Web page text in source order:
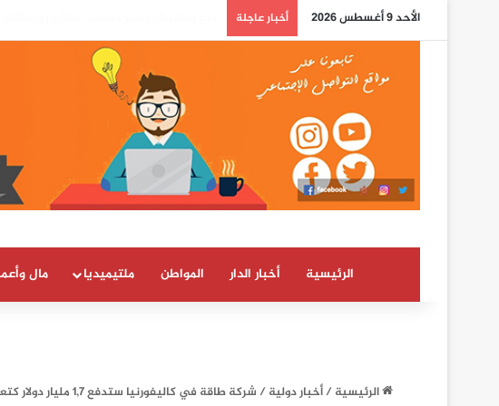
الأحد 9 أغسطس 2026 أخبار عاجلة
الرئيسية أخبار الدار المواطن ملتيميديا مال
الرئيسية/أخبار دولية/ شركة طاقة في كاليفورنيا ستدفع 1,7 مليار دولار كتعويض بعد حرائق الغابات